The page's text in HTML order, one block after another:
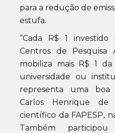
para a redução de
estufa.
“Cada R$ 1 investido
Centros de Pesquisa
mobiliza mais R$ 1
universidade ou
representa uma boa
Carlos Henrique
científico da FAPESP,
Também